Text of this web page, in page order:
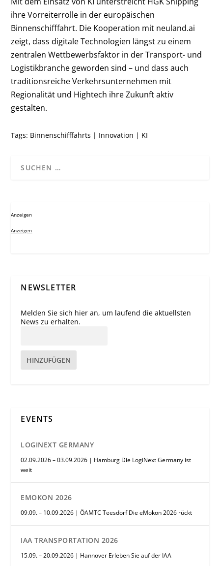
ihre Vorreiterrolle in der europäischen
Binnenschifffahrt. Die Kooperation mit neuland.ai
zeigt, dass digitale Technologien längst zu einem
zentralen Wettbewerbsfaktor in der Transport- und
Logistikbranche geworden sind – und dass auch
traditionsreiche Verkehrsunternehmen mit
Regionalität und Hightech ihre Zukunft aktiv
gestalten.
Tags: Binnenschifffahrts | Innovation | KI
Anzeigen
Anzeigen
NEWSLETTER
Melden Sie sich hier an, um laufend die aktuellsten
News zu erhalten.
HINZUFÜGEN
EVENTS
LOGINEXT GERMANY
02.09.2026 – 03.09.2026 | Hamburg Die LogiNext Germany ist
weit
EMOKON 2026
09.09. – 10.09.2026 | ÖAMTC Teesdorf Die eMokon 2026 rückt
IAA TRANSPORTATION 2026
15.09. – 20.09.2026 | Hannover Erleben Sie auf der IAA